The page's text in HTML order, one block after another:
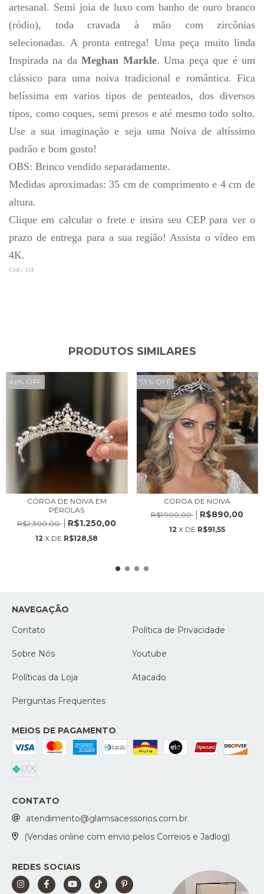
artesanal. Semi joia de luxo com banho de ouro branco
(ródio), toda cravada à mão com zircônias
selecionadas. A pronta entrega! Uma peça muito linda
Inspirada na daMeghan Markle. Uma peça que é um
clássico para uma noiva tradicional e romântica. Fica
belíssima em varios tipos de penteados, dos diversos
tipos, como coques, semi presos e até mesmo todo solto.
Use a sua imaginação e seja uma Noiva de altíssimo
padrão e bom gosto!
OBS: Brinco vendido separadamente.
Medidas aproximadas: 35 cm de comprimento e 4 cm de
altura.
Clique em calcular o frete e insira seu CEP para ver o
prazo de entrega para a sua região! Assista o vídeo em
4K.
Cód.: 124
PRODUTOS SIMILARES
46% OFF
COROA DE NOIVA EM
PÉROLAS
R$2.300,00
R$1.250,00
12 X DE R$128,58
53% OFF
COROA DE NOIVA
R$1.900,00
R$890,00
12 X DE R$91,55
NAVEGAÇÃO
Contato
Política de Privacidade
Sobre Nós Youtube
Políticas da Loja Atacado
Perguntas Frequentes
MEIOS DE PAGAMENTO
CONTATO
atendimento@glamsacessorios.com.br
(Vendas online com envio pelos Correios e Jadlog)
REDES SOCIAIS